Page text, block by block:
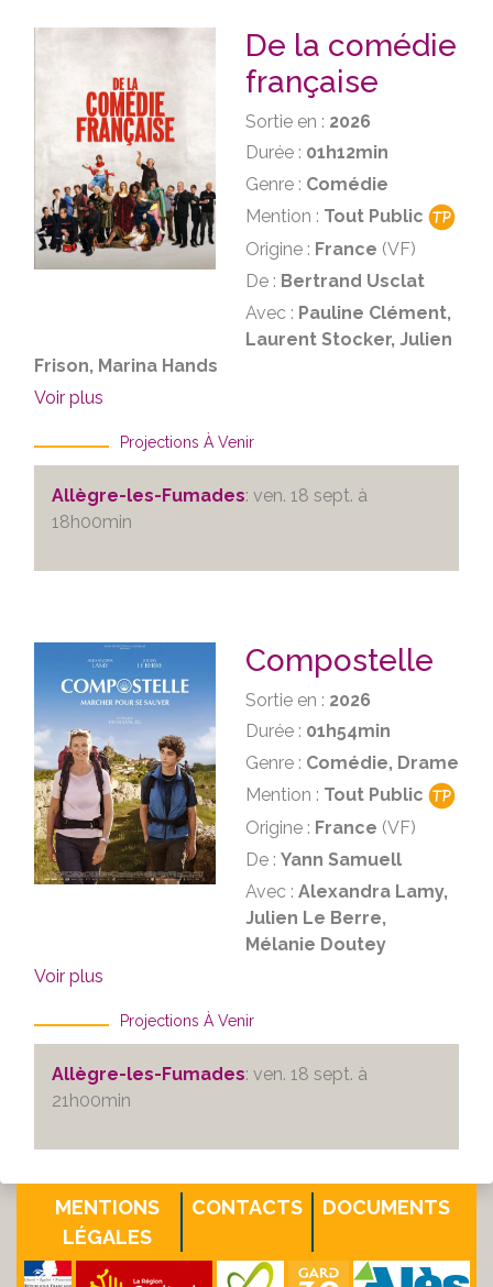
De la comédie
française
Sortie en : 2026
Durée : 01h12min
Genre : Comédie
Mention : Tout Public
Origine : France (VF)
De : Bertrand Usclat
Avec : Pauline Clément,
Laurent Stocker, Julien
Frison, Marina Hands
Voir plus
Projections À Venir
Allègre-les-Fumades: ven. 18 sept. à
18h00min
Compostelle
Sortie en : 2026
Durée : 01h54min
Genre : Comédie, Drame
Mention : Tout Public
Origine : France (VF)
De : Yann Samuell
Avec : Alexandra Lamy,
Julien Le Berre,
Mélanie Doutey
Voir plus
Projections À Venir
Allègre-les-Fumades: ven. 18 sept. à
21h00min
MENTIONS
LÉGALES
CONTACTS DOCUMENTS